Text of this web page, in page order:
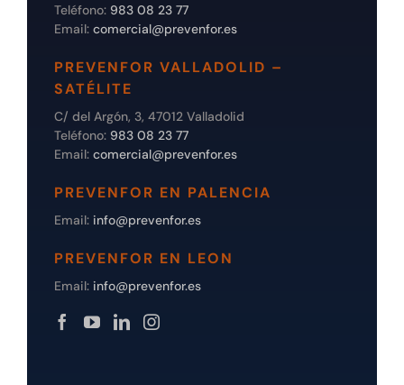
Teléfono: 983 08 23 77
Email: comercial@prevenfor.es
PREVENFOR VALLADOLID –
SATÉLITE
C/ del Argón, 3, 47012 Valladolid
Teléfono: 983 08 23 77
Email: comercial@prevenfor.es
PREVENFOR EN PALENCIA
Email: info@prevenfor.es
PREVENFOR EN LEON
Email: info@prevenfor.es